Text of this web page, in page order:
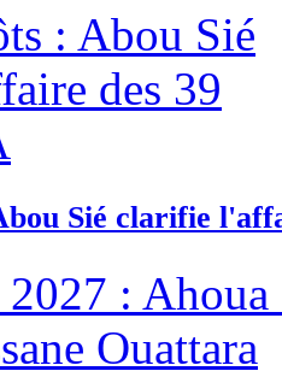
Sié clarifie
2027 :
Ouattara